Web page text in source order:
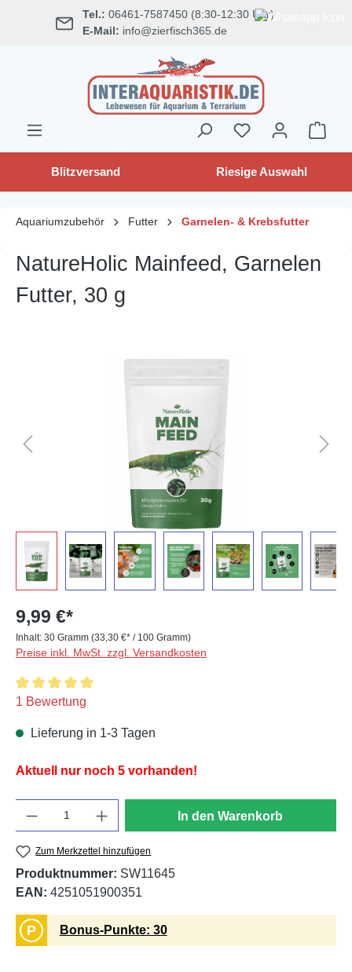
springen Tel.: 06461-7587450 (8:30-12:30 Uhr)
E-Mail: info@zierfisch365.de
Blitzversand Riesige Auswahl
Aquariumzubehör Futter Garnelen- & Krebsfutter
NatureHolic Mainfeed, Garnelen
Futter, 30 g
Bildergalerie überspringen
9,99 €*
Inhalt: 30 Gramm (33,30 €* / 100 Gramm)
Preise inkl. MwSt. zzgl. Versandkosten
Durchschnittliche Bewertung von 5 von 5 Sternen
1 Bewertung
Lieferung in 1-3 Tagen
Aktuell nur noch 5 vorhanden!
In den Warenkorb
Zum Merkzettel hinzufügen
Produktnummer: SW11645
EAN: 4251051900351
P Bonus-Punkte: 30